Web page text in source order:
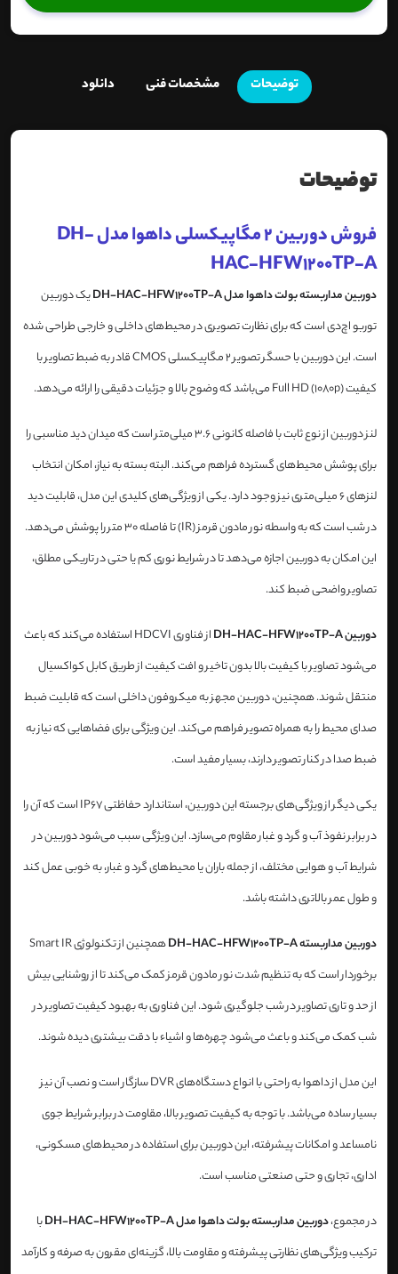
توضیحات مشخصات فنی دانلود
توضیحات
فروش دوربین 2 مگاپیکسلی داهوا مدل DH-
HAC-HFW1200TP-A
دوربین مداربسته بولت داهوا مدل DH-HAC-HFW1200TP-A
یک دوربین
توربو اچ‌دی است که برای نظارت تصویری در محیط‌های داخلی و خارجی طراحی شده
است. این دوربین با حسگر تصویر 2 مگاپیکسلی CMOS قادر به ضبط تصاویر با
کیفیت Full HD (1080p) می‌باشد که وضوح بالا و جزئیات دقیقی را ارائه می‌دهد.
لنز دوربین از نوع ثابت با فاصله کانونی 3.6 میلی‌متر است که میدان دید مناسبی را
برای پوشش محیط‌های گسترده فراهم می‌کند. البته بسته به نیاز، امکان انتخاب
لنزهای 6 میلی‌متری نیز وجود دارد. یکی از ویژگی‌های کلیدی این مدل، قابلیت دید
در شب است که به واسطه نور مادون قرمز (IR) تا فاصله 30 متر را پوشش می‌دهد.
این امکان به دوربین اجازه می‌دهد تا در شرایط نوری کم یا حتی در تاریکی مطلق،
تصاویر واضحی ضبط کند.
دوربین DH-HAC-HFW1200TP-A
از فناوری HDCVI استفاده می‌کند که باعث
می‌شود تصاویر با کیفیت بالا بدون تاخیر و افت کیفیت از طریق کابل کواکسیال
منتقل شوند. همچنین، دوربین مجهز به میکروفون داخلی است که قابلیت ضبط
صدای محیط را به همراه تصویر فراهم می‌کند. این ویژگی برای فضاهایی که نیاز به
ضبط صدا در کنار تصویر دارند، بسیار مفید است.
یکی دیگر از ویژگی‌های برجسته این دوربین، استاندارد حفاظتی IP67 است که آن را
در برابر نفوذ آب و گرد و غبار مقاوم می‌سازد. این ویژگی سبب می‌شود دوربین در
شرایط آب و هوایی مختلف، از جمله باران یا محیط‌های گرد و غبار، به خوبی عمل کند
و طول عمر بالاتری داشته باشد.
دوربین مداربسته DH-HAC-HFW1200TP-A
همچنین از تکنولوژی Smart IR
برخوردار است که به تنظیم شدت نور مادون قرمز کمک می‌کند تا از روشنایی بیش
از حد و تاری تصاویر در شب جلوگیری شود. این فناوری به بهبود کیفیت تصاویر در
شب کمک می‌کند و باعث می‌شود چهره‌ها و اشیاء با دقت بیشتری دیده شوند.
این مدل از داهوا به راحتی با انواع دستگاه‌های DVR سازگار است و نصب آن نیز
بسیار ساده می‌باشد. با توجه به کیفیت تصویر بالا، مقاومت در برابر شرایط جوی
نامساعد و امکانات پیشرفته، این دوربین برای استفاده در محیط‌های مسکونی،
اداری، تجاری و حتی صنعتی مناسب است.
در مجموع،دوربین مداربسته بولت داهوا مدل DH-HAC-HFW1200TP-A
با
ترکیب ویژگی‌های نظارتی پیشرفته و مقاومت بالا، گزینه‌ای مقرون به صرفه و کارآمد